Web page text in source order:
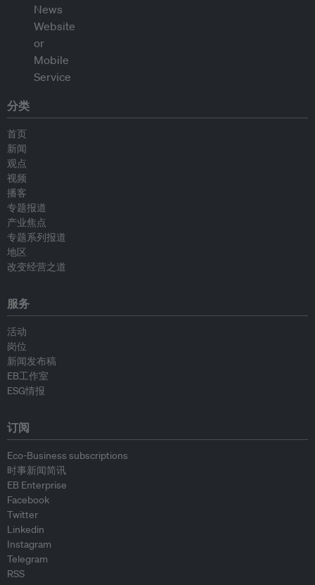
分类
首页
新闻
观点
视频
播客
专题报道
产业焦点
专题系列报道
地区
改变经营之道
服务
活动
岗位
新闻发布稿
EB工作室
ESG情报
订阅
Eco-Business subscriptions
时事新闻简讯
EB Enterprise
Facebook
Twitter
Linkedin
Instagram
Telegram
RSS